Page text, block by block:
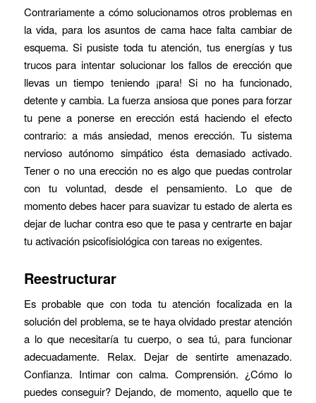
Contrariamente a cómo solucionamos otros problemas en
la vida, para los asuntos de cama hace falta cambiar de
esquema. Si pusiste toda tu atención, tus energías y tus
trucos para intentar solucionar los fallos de erección que
llevas un tiempo teniendo ¡para! Si no ha funcionado,
detente y cambia. La fuerza ansiosa que pones para forzar
tu pene a ponerse en erección está haciendo el efecto
contrario: a más ansiedad, menos erección. Tu sistema
nervioso autónomo simpático ésta demasiado activado.
Tener o no una erección no es algo que puedas controlar
con tu voluntad, desde el pensamiento. Lo que de
momento debes hacer para suavizar tu estado de alerta es
dejar de luchar contra eso que te pasa y centrarte en bajar
tu activación psicofisiológica con tareas no exigentes.
Reestructurar
Es probable que con toda tu atención focalizada en la
solución del problema, se te haya olvidado prestar atención
a lo que necesitaría tu cuerpo, o sea tú, para funcionar
adecuadamente. Relax. Dejar de sentirte amenazado.
Confianza. Intimar con calma. Comprensión. ¿Cómo lo
puedes conseguir? Dejando, de momento, aquello que te